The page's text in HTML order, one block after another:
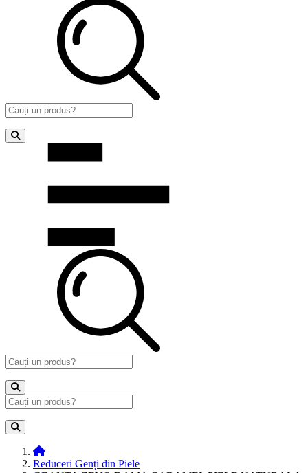
Reduceri Genți din Piele